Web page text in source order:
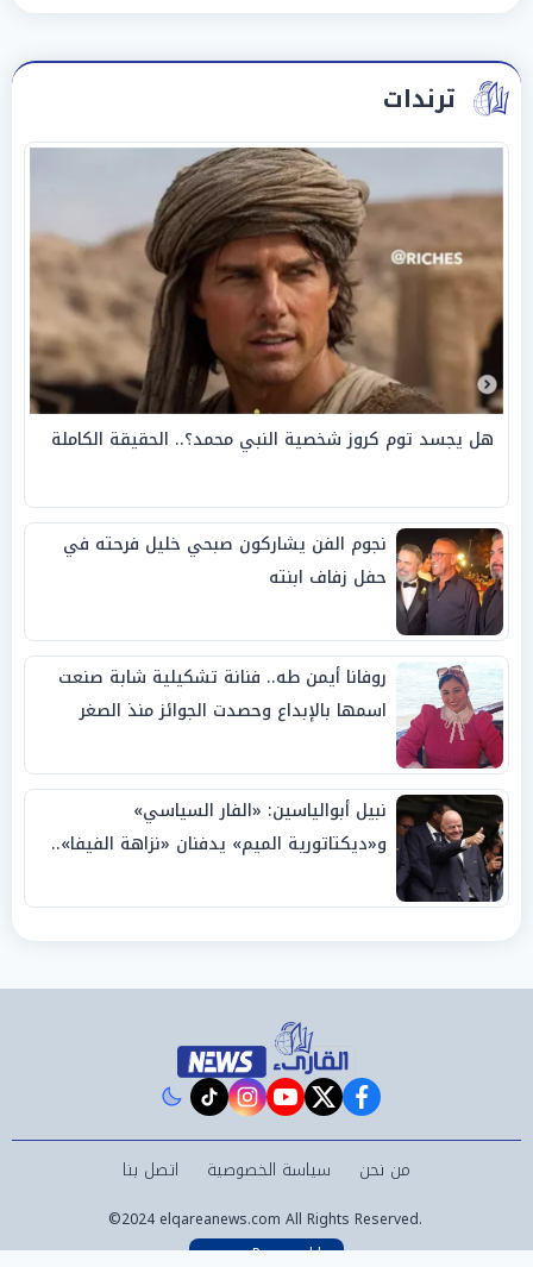
ترندات
هل يجسد توم كروز شخصية النبي محمد؟.. الحقيقة الكاملة
نجوم الفن يشاركون صبحي خليل فرحته في
حفل زفاف ابنته
روفانا أيمن طه.. فنانة تشكيلية شابة صنعت
اسمها بالإبداع وحصدت الجوائز منذ الصغر
نبيل أبوالياسين: «الفار السياسي»
و«ديكتاتورية الميم» يدفنان «نزاهة الفيفا»..
facebook
twitter
youtube
instagram
tiktok
من نحن سياسة الخصوصية اتصل بنا
©2024 elqareanews.com All Rights Reserved.
Powered by